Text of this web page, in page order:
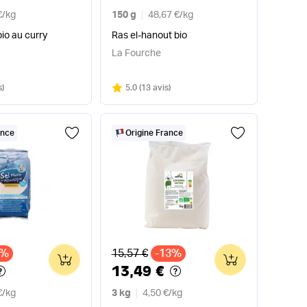
/kg
au curry
)
150 g 48,67 €/kg
Ras el-hanout bio
La Fourche
Note
5.0 sur 5
(13 avis)
/kg
0
Origine France
Ancien prix
15,57 € -13%
13,49 €
3 kg 4,50 €/kg
0